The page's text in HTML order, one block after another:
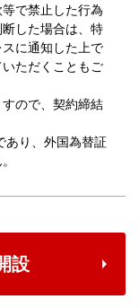
で禁止した行為
した場合は、特
に通知した上で
ただくこともご
ので、契約締結
あり、外国為替証
設